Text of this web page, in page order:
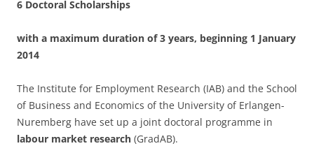
6 Doctoral Scholarships
with a maximum duration of 3 years, beginning 1 January
2014
The Institute for Employment Research (IAB) and the School
of Business and Econo­mics of the University of Erlangen-
Nuremberg have set up a joint doctoral programme in
labour market research (GradAB).